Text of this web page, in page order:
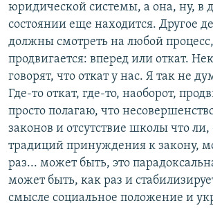
юридической системы, а она, ну, в
состоянии еще находится. Другое
должны смотреть на любой
продвигается: вперед или откат.
говорят, что откат у нас. Я так не
Где-то откат, где-то, наоборот,
просто полагаю, что
законов и отсутствие школы что ли,
традиций принуждения к закону,
раз... может быть, это
может быть, как раз и
смысле социальное положение и